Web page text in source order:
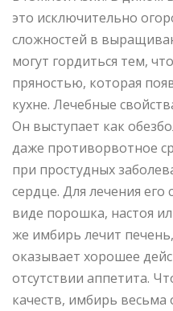
это исключительно
сложностей в
могут гордиться тем,
пряностью, которая
кухне. Лечебные
Он выступает как
даже противорвотное
при простудных
сердце. Для лечения его
виде порошка, настоя
же имбирь лечит
оказывает хорошее
отсутствии аппетита.
качеств, имбирь весьма